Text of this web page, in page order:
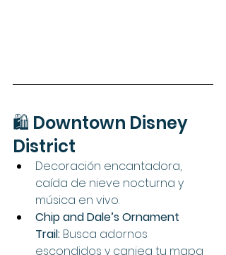
🛍️ Downtown Disney
District
Decoración encantadora,
caída de nieve nocturna y
música en vivo.
Chip and Dale’s Ornament
Trail: Busca adornos
escondidos y canjea tu mapa